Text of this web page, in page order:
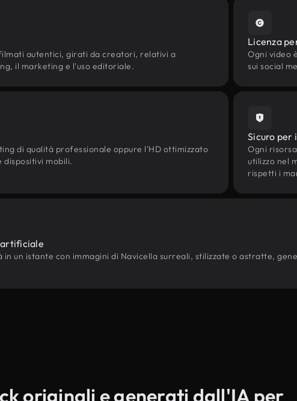
autentici, girati da creatori, relativi a
il marketing e l'uso editoriale.
Licenza
Ogni video
sui social
di qualità professionale oppure l'HD ottimizzato
dispositivi mobili.
Sicuro per
Ogni
utilizzo nel
rispetti i
un istante con immagini di Navicella surreali, stilizzate o astratte,
originali e generati dall'IA per